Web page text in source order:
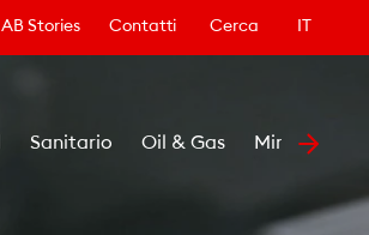
AB Stories Contatti Cerca IT
Sanitario Oil & Gas Minerario